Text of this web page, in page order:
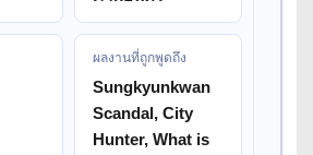
ผลงานที่ถูกพูดถึง
Sungkyunkwan
Scandal, City
Hunter, What is